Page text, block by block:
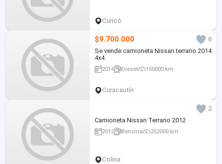
Curicó
$9.700.000
6
Se vende camioneta Nissan terrano 2014
4x4
2014 Diesel 150000 km
Curacautín
2
Camioneta Nissan Terrano 2012
2012 Bencina 252000 km
Colina